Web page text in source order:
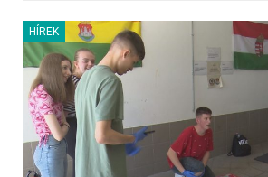
HÍREK